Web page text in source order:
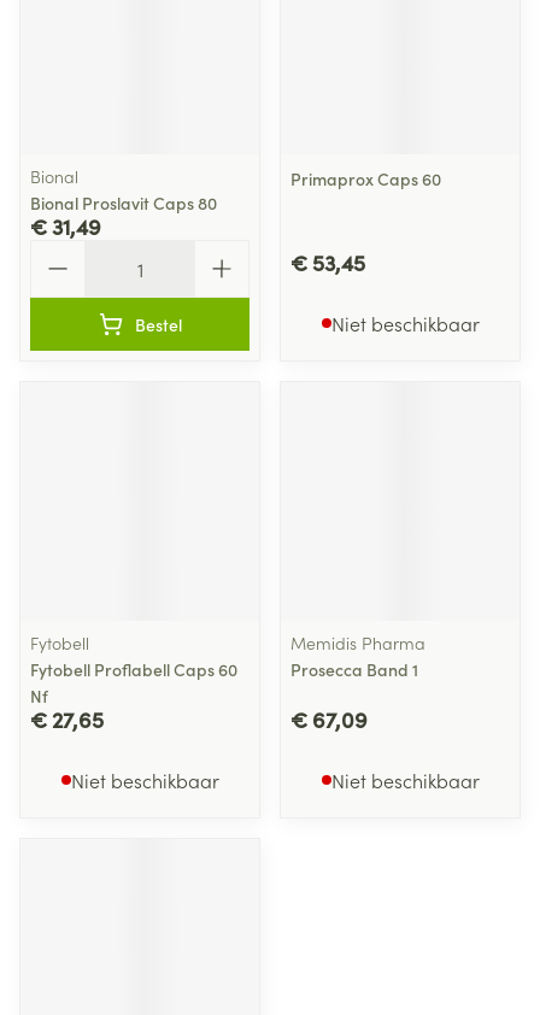
Bional
Bional Proslavit Caps 80
€ 31,49
Bestel
Primaprox Caps 60
€ 53,45
Niet beschikbaar
Fytobell
Fytobell Proflabell Caps 60
Nf
€ 27,65
Niet beschikbaar
Memidis Pharma
Prosecca Band 1
€ 67,09
Niet beschikbaar